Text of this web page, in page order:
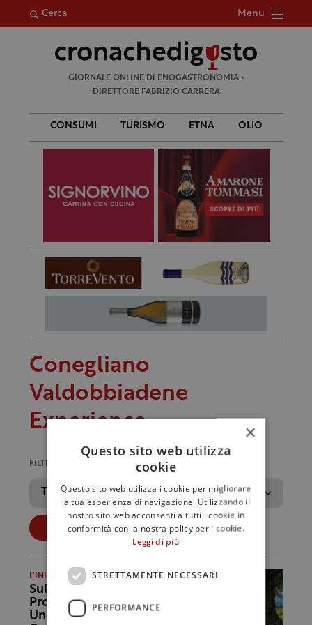
Cerca Menu
per:
GIORNALE ONLINE DI ENOGASTRONOMIA •
DIRETTORE FABRIZIO CARRERA
CONSUMI TURISMO ETNA OLIO
Conegliano
Valdobbiadene
Experience
FILTRA PER ANNO
Applica
L'INIZIATIVA
Sulle strade del
Prosecco patrimonio
Unesco: c’è la
×
Questo sito web utilizza
cookie
Questo sito web utilizza i cookie per migliorare
la tua esperienza di navigazione. Utilizzando il
nostro sito web acconsenti a tutti i cookie in
conformità con la nostra policy per i cookie.
Leggi di più
STRETTAMENTE NECESSARI
PERFORMANCE